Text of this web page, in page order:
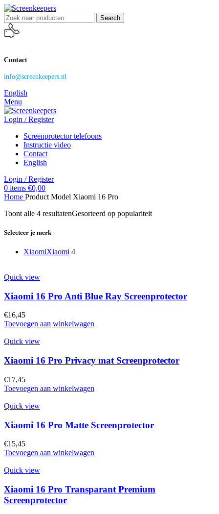
Search
Contact
info@screenkeepers.nl
English
Menu
Login / Register
Screenprotector telefoons
Instructie video
Contact
English
Login / Register
0 items €0,00
Home Product Model Xiaomi 16 Pro
Toont alle 4 resultatenGesorteerd op populariteit
Selecteer je merk
XiaomiXiaomi 4
Quick view
Xiaomi 16 Pro Anti Blue Ray Screenprotector
€16,45
Toevoegen aan winkelwagen
Quick view
Xiaomi 16 Pro Privacy mat Screenprotector
€17,45
Toevoegen aan winkelwagen
Quick view
Xiaomi 16 Pro Matte Screenprotector
€15,45
Toevoegen aan winkelwagen
Quick view
Xiaomi 16 Pro Transparant Premium
Screenprotector